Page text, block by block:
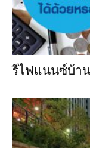
รีไฟแนนซ์บ้า